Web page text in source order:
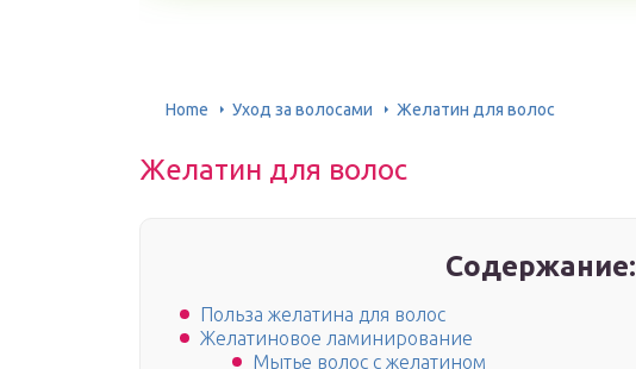
Home Уход за волосами Желатин для волос
Желатин для волос
Содержание:
Польза желатина для волос
Желатиновое ламинирование
Мытье волос с желатином